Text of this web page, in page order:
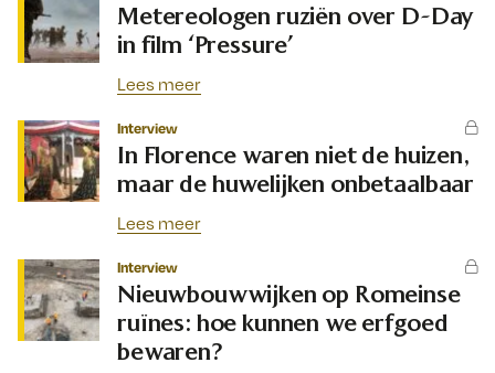
Metereologen ruziën over D-Day
in film ‘Pressure’
Lees meer
Interview
In Florence waren niet de huizen,
maar de huwelijken onbetaalbaar
Lees meer
Interview
Nieuwbouwwijken op Romeinse
ruïnes: hoe kunnen we erfgoed
bewaren?